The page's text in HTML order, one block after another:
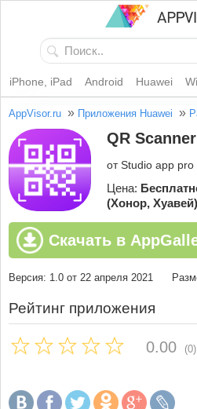
iPhone, iPad Android Huawei
AppVisor.ru » Приложения Huawei »
QR
от Studio app pro
Цена:
(Хонор, Хуавей)
Скачать в
Версия: 1.0 от 22 апреля 2021
Рейтинг приложения
0.00 (0)